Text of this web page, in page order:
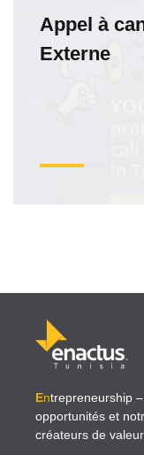
Appel à
Externe
Entrepreneurship
opportunités et
créateurs de valeur